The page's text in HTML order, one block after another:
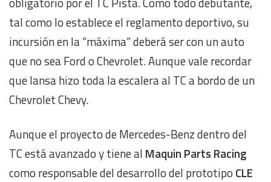
tal como lo establece el reglamento deportivo, su
incursión en la “máxima” deberá ser con un auto
que no sea Ford o Chevrolet. Aunque vale recordar
que Iansa hizo toda la escalera al TC a bordo de un
Chevrolet Chevy.
Aunque el proyecto de Mercedes-Benz dentro del
TC está avanzado y tiene al Maquin Parts Racing
como responsable del desarrollo del prototipo CLE